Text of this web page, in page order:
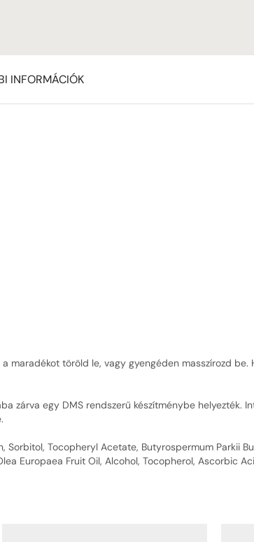
INFORMÁCIÓK
töröld le, vagy gyengéden masszírozd be.
zárva egy DMS rendszerű készítménybe helyezték.
Tocopheryl Acetate, Butyrospermum Parkii
Europaea Fruit Oil, Alcohol, Tocopherol, Ascorbic